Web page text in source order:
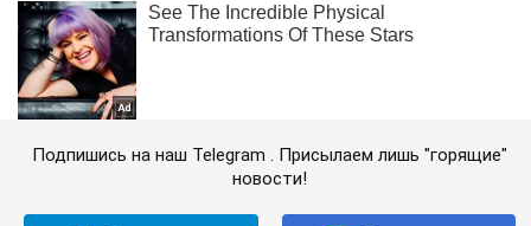
Подпишись на наш Telegram . Присылаем лишь "горящие"
новости!